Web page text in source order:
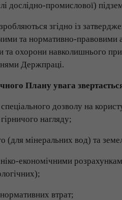
дослідно-промислової)
згідно із
та нормативно-правовими
та охорони навколишнього
Держпраці.
Плану увага
дозволу на
нагляду;
(для мінеральних вод) та
економічними
втрат;